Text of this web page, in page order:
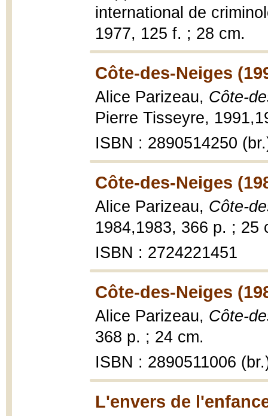
international de
1977, 125 f. ; 28 cm.
Côte-des-Neiges
Alice Parizeau, Côte-
Pierre Tisseyre,
ISBN : 2890514250
Côte-des-Neiges
Alice Parizeau, Côte-
1984,1983, 366 p. ; 25
ISBN : 2724221451
Côte-des-Neiges
Alice Parizeau, Côte-
368 p. ; 24 cm.
ISBN : 2890511006
L'envers de